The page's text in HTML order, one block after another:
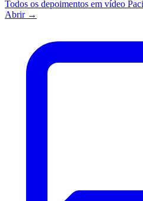
Todos os depoimentos em vídeo
Abrir →